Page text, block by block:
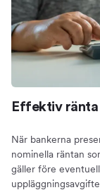
Effektiv ränta
När bankerna
nominella räntan
gäller före